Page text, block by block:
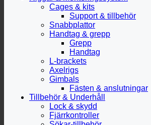
Cages & kits
Support & tillbehör
Snabbplattor
Handtag & grepp
Grepp
Handtag
L-brackets
Axelrigs
Gimbals
Fästen & anslutningar
Tillbehör & Underhåll
Lock & skydd
Fjärrkontroller